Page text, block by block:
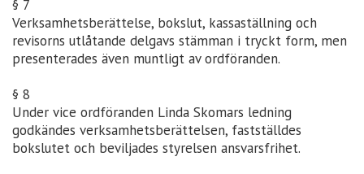
§ 7
Verksamhetsberättelse, bokslut, kassaställning och
revisorns utlåtande delgavs stämman i tryckt form, men
presenterades även muntligt av ordföranden.
§ 8
Under vice ordföranden Linda Skomars ledning
godkändes verksamhetsberättelsen, fastställdes
bokslutet och beviljades styrelsen ansvarsfrihet.